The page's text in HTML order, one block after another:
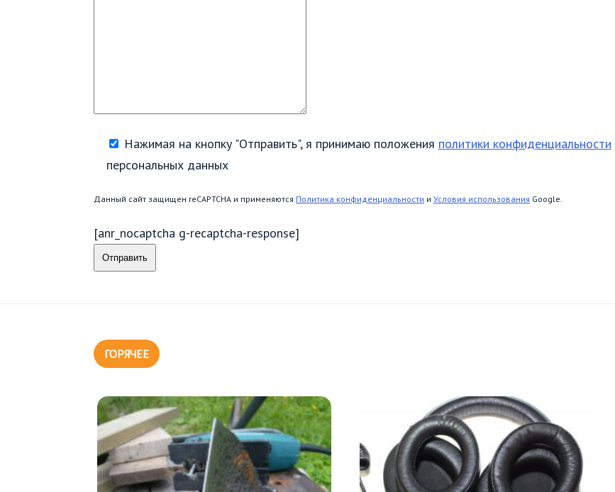
Нажимая на кнопку "Отправить", я принимаю положения политики конфиденциальности
персональных данных
Данный сайт защищен reCAPTCHA и применяются Политика конфиденциальности и Условия использования Google.
[anr_nocaptcha g-recaptcha-response]
ГОРЯЧЕЕ